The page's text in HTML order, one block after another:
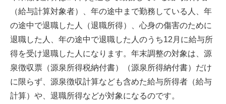
（給与計算対象者）、年の途中まで勤務している人、年
の途中で退職した人（退職所得）、心身の傷害のために
退職した人、年の途中で退職した人のうち12月に給与所
得を受け退職した人になります。年末調整の対象は、源
泉徴収票（源泉所得税納付書）（源泉所得納付書）だけ
に限らず、源泉徴収計算なども含めた給与所得者（給与
計算）や、退職所得などが対象になるのです。